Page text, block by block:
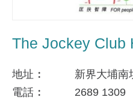
The Jockey Club
地址
新界大埔南
電話
2689 1309